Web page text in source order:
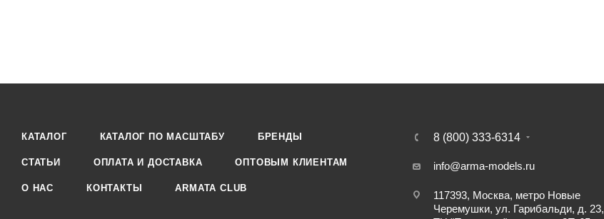
КАТАЛОГ КАТАЛОГ ПО МАСШТАБУ БРЕНДЫ
СТАТЬИ ОПЛАТА И ДОСТАВКА ОПТОВЫМ КЛИЕНТАМ
О НАС КОНТАКТЫ ARMATA CLUB
8 (800) 333-6314
info@arma-models.ru
117393, Москва, метро Новые
Черемушки, ул. Гарибальди, д. 23,